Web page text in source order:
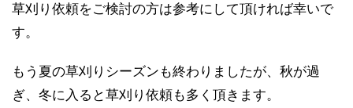
草刈り依頼をご検討の方は参考にして頂ければ幸いで
す。
もう夏の草刈りシーズンも終わりましたが、秋が過
ぎ、冬に入ると草刈り依頼も多く頂きます。